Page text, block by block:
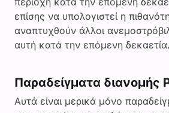
επίσης να υπολογιστεί η
αναπτυχθούν άλλοι
αυτή κατά την επόμενη δεκαετία.
Παραδείγματα διανομής
Αυτά είναι μερικά μόνο